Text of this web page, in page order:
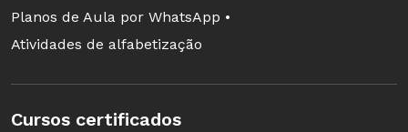
Planos de Aula por WhatsApp •
Atividades de alfabetização
Cursos certificados